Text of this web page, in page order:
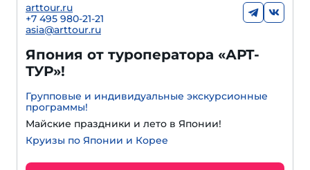
arttour.ru
+7 495 980-21-21
asia@arttour.ru
Япония от туроператора «АРТ-
ТУР»!
Групповые и индивидуальные экскурсионные
программы!
Майские праздники и лето в Японии!
Круизы по Японии и Корее